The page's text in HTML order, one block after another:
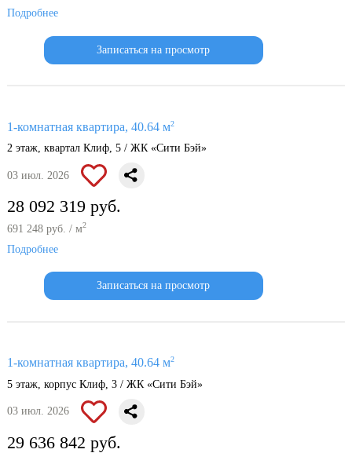
Подробнее
Записаться на просмотр
1-комнатная квартира, 40.64 м2
2 этаж, квартал Клиф, 5 / ЖК «Сити Бэй»
03 июл. 2026
28 092 319 руб.
691 248 руб. / м2
Подробнее
Записаться на просмотр
1-комнатная квартира, 40.64 м2
5 этаж, корпус Клиф, 3 / ЖК «Сити Бэй»
03 июл. 2026
29 636 842 руб.